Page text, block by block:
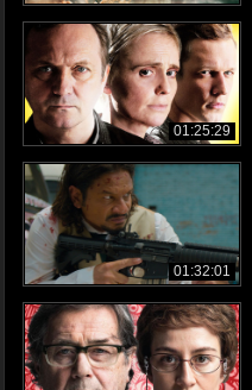
01:25:29
01:32:01